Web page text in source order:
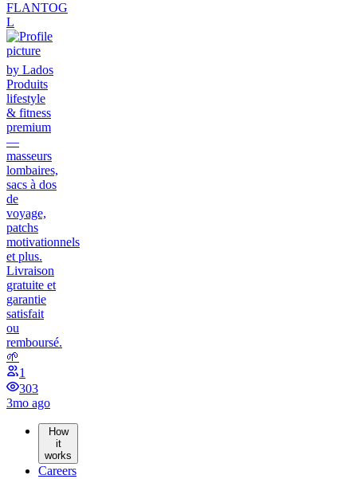
FLANTOG
L
by Lados
Produits
lifestyle
& fitness
premium
—
masseurs
lombaires,
sacs à dos
de
voyage,
patchs
motivationnels
et plus.
Livraison
gratuite et
garantie
satisfait
ou
remboursé.
🌱
1
303
3mo ago
How
it
works
Careers